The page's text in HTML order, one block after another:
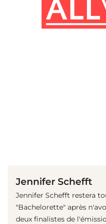
Jennifer Schefft
Jennifer Schefft restera
"Bachelorette" après
deux finalistes de